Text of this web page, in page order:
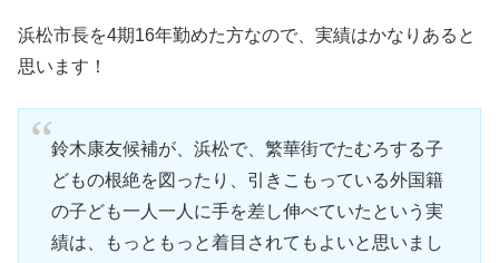
浜松市長を4期16年勤めた方なので、実績はかなりあると
思います！
鈴木康友候補が、浜松で、繁華街でたむろする子
どもの根絶を図ったり、引きこもっている外国籍
の子ども一人一人に手を差し伸べていたという実
績は、もっともっと着目されてもよいと思いまし